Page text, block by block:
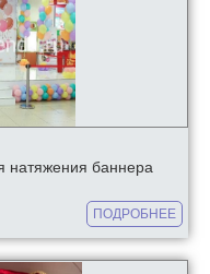
натяжения баннера
ПОДРОБНЕЕ